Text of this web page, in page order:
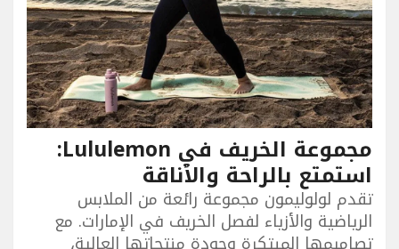
مجموعة الخريف في Lululemon:
استمتع بالراحة والأناقة
تقدم لولوليمون مجموعة رائعة من الملابس
الرياضية والأزياء لفصل الخريف في الإمارات. مع